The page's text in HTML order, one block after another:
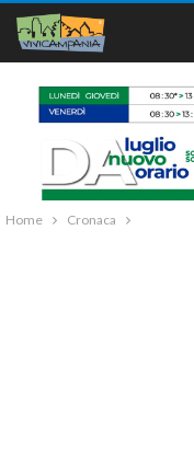
Home Cronaca